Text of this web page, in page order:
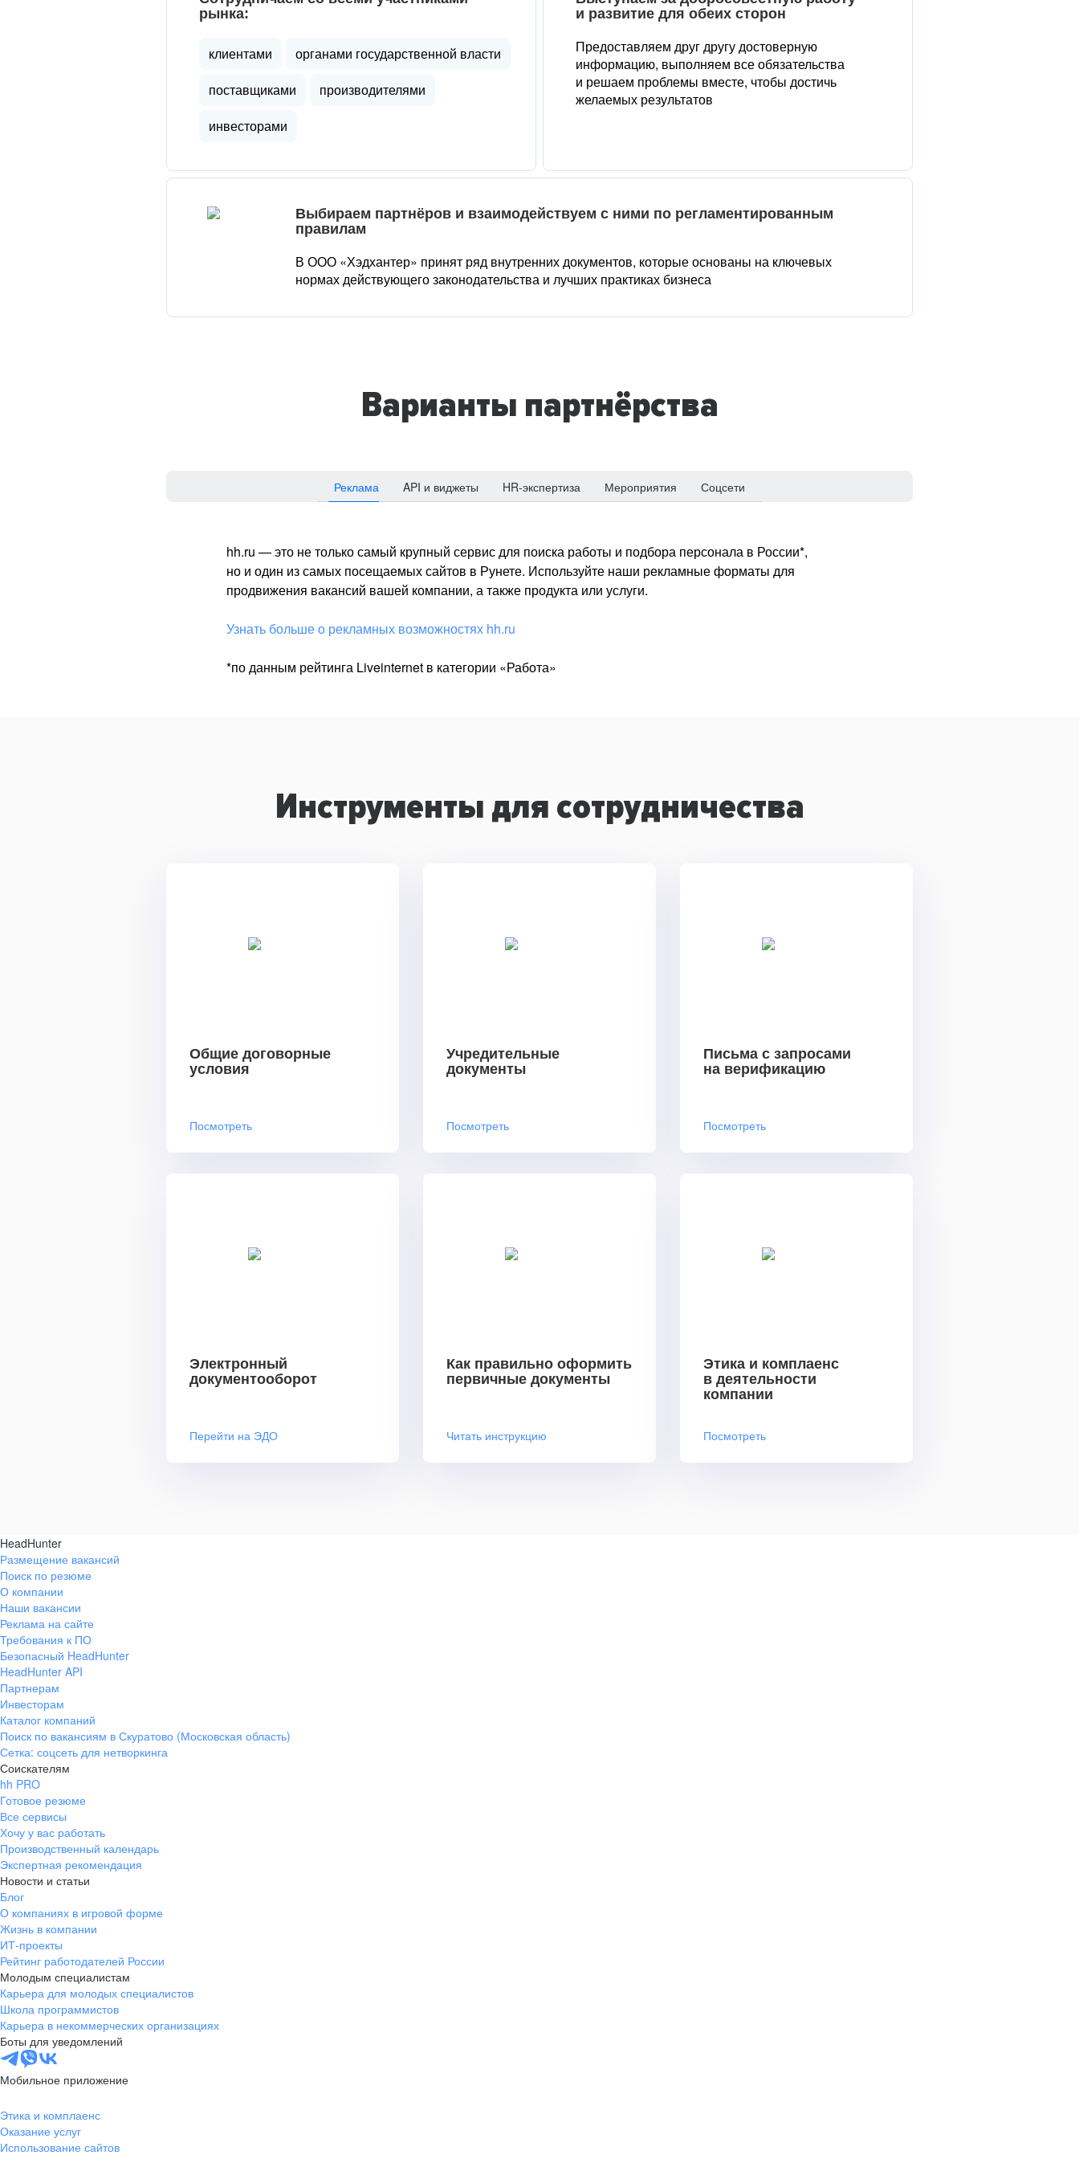
рынка:
клиентами
органами государственной власти
поставщиками
производителями
инвесторами
и развитие для обеих сторон
Предоставляем друг другу достоверную
информацию, выполняем все обязательства
и решаем проблемы вместе, чтобы достичь
желаемых результатов
Выбираем партнёров и взаимодействуем с ними по регламентированным
правилам
В ООО «Хэдхантер» принят ряд внутренних документов, которые основаны на ключевых
нормах действующего законодательства и лучших практиках бизнеса
Варианты партнёрства
Реклама API и виджеты HR-экспертиза Мероприятия Соцсети
hh.ru — это не только самый крупный сервис для поиска работы и подбора персонала в России*,
но и один из самых посещаемых сайтов в Рунете. Используйте наши рекламные форматы для
продвижения вакансий вашей компании, а также продукта или услуги.
Узнать больше о рекламных возможностях hh.ru
*по данным рейтинга Liveinternet в категории «Работа»
Инструменты для сотрудничества
Общие договорные
условия
Посмотреть
Учредительные
документы
Посмотреть
Письма с запросами
на верификацию
Посмотреть
Электронный
документооборот
Перейти на ЭДО
Как правильно оформить
первичные документы
Читать инструкцию
Этика и комплаенс
в деятельности
компании
Посмотреть
HeadHunter
Размещение вакансий
Поиск по резюме
О компании
Наши вакансии
Реклама на сайте
Требования к ПО
Безопасный HeadHunter
HeadHunter API
Партнерам
Инвесторам
Каталог компаний
Поиск по вакансиям в Скуратово (Московская область)
Сетка: соцсеть для нетворкинга
Соискателям
hh PRO
Готовое резюме
Все сервисы
Хочу у вас работать
Производственный календарь
Экспертная рекомендация
Новости и статьи
Блог
О компаниях в игровой форме
Жизнь в компании
ИТ-проекты
Рейтинг работодателей России
Молодым специалистам
Карьера для молодых специалистов
Школа программистов
Карьера в некоммерческих организациях
Боты для уведомлений
Мобильное приложение
Этика и комплаенс
Оказание услуг
Использование сайтов